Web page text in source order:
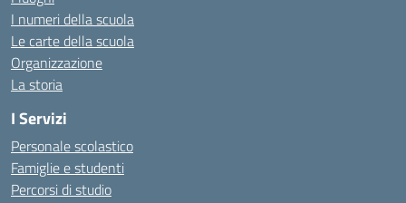
I numeri della scuola
Le carte della scuola
Organizzazione
La storia
I Servizi
Personale scolastico
Famiglie e studenti
Percorsi di studio